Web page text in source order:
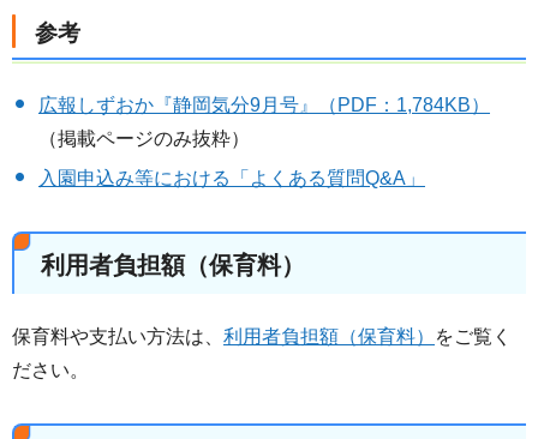
参考
広報しずおか『静岡気分9月号』（PDF：1,784KB）
（掲載ページのみ抜粋）
入園申込み等における「よくある質問Q&A」
利用者負担額（保育料）
保育料や支払い方法は、 利用者負担額（保育料）
をご覧く
ださい。